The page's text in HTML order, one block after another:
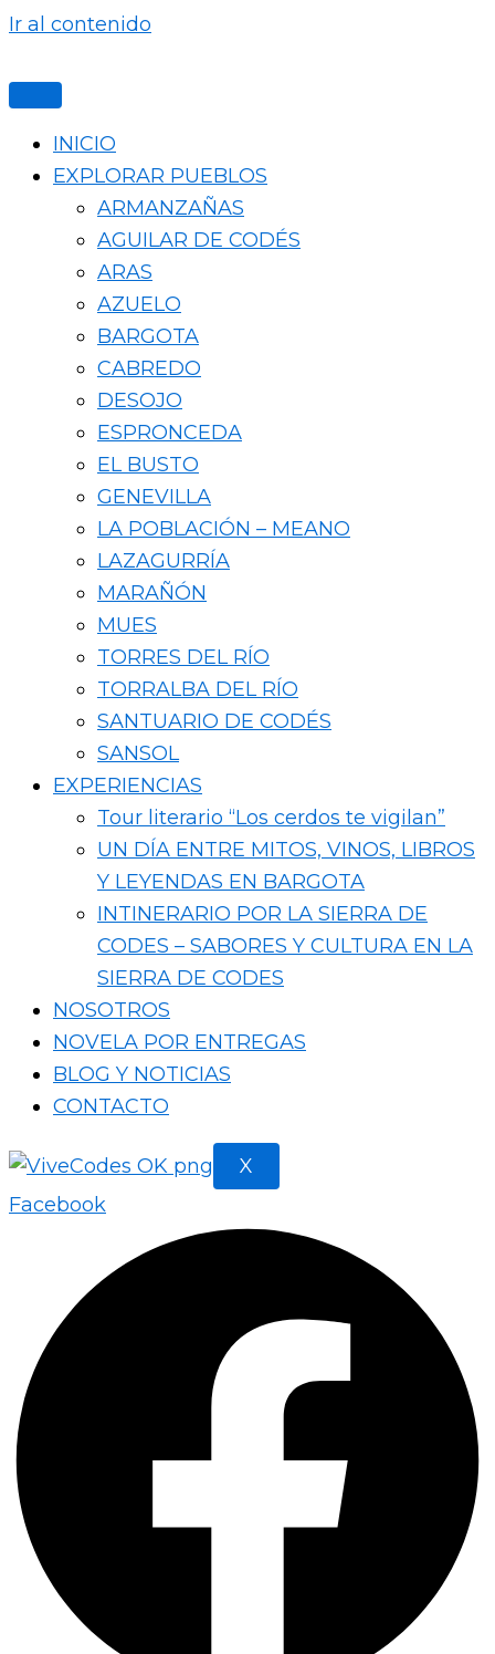
Ir al contenido
INICIO
EXPLORAR PUEBLOS
ARMANZAÑAS
AGUILAR DE CODÉS
ARAS
AZUELO
BARGOTA
CABREDO
DESOJO
ESPRONCEDA
EL BUSTO
GENEVILLA
LA POBLACIÓN – MEANO
LAZAGURRÍA
MARAÑÓN
MUES
TORRES DEL RÍO
TORRALBA DEL RÍO
SANTUARIO DE CODÉS
SANSOL
EXPERIENCIAS
Tour literario “Los cerdos te vigilan”
UN DÍA ENTRE MITOS, VINOS, LIBROS
Y LEYENDAS EN BARGOTA
INTINERARIO POR LA SIERRA DE
CODES – SABORES Y CULTURA EN LA
SIERRA DE CODES
NOSOTROS
NOVELA POR ENTREGAS
BLOG Y NOTICIAS
CONTACTO
X
Facebook